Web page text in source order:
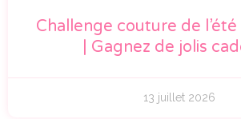
Challenge couture de
| Gagnez de jolis
13 juillet 2026